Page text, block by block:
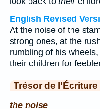
English Revised
At the noise of the
strong ones, at the
rumbling of his
their children for
Trésor de l'Écriture
the noise